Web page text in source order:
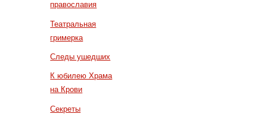
православия
Театральная
гримерка
Следы ушедших
К юбилею Храма
на Крови
Секреты